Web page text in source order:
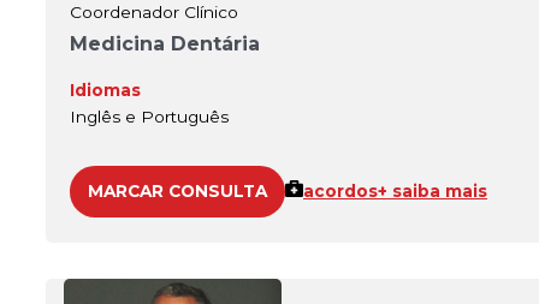
Coordenador Clínico
Medicina Dentária
Idiomas
Inglês e Português
MARCAR CONSULTA acordos+ saiba mais